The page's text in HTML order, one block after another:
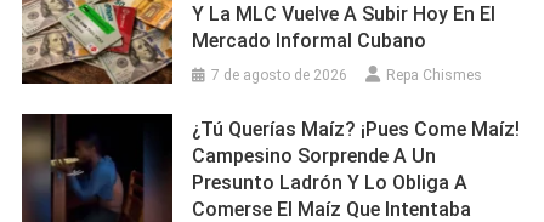
Y La MLC Vuelve A Subir Hoy En El
Mercado Informal Cubano
7 de agosto de 2026 Repa Chismes
¿Tú Querías Maíz? ¡Pues Come Maíz!
Campesino Sorprende A Un
Presunto Ladrón Y Lo Obliga A
Comerse El Maíz Que Intentaba